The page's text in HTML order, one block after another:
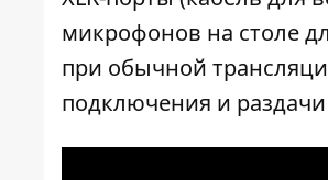
микрофонов на столе
при обычной
подключения и раздачи